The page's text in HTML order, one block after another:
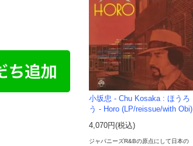
小坂忠 - Chu Kosaka : ほうろ
う - Horo (LP/reissue/with Obi)
4,070円(税込)
ジャパニーズR&Bの原点にして日本の